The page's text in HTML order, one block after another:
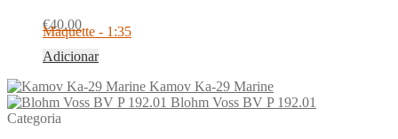
€40.00
Maquette - 1:35
Adicionar
Kamov Ka-29 Marine
Blohm Voss BV P 192.01
Categoria